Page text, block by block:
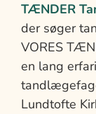
TÆNDER
der søger
VORES
en lang
Lundtofte